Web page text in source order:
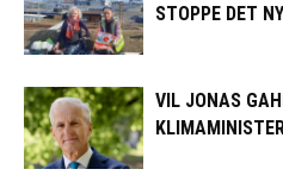
STOPPE DET
VIL JONAS